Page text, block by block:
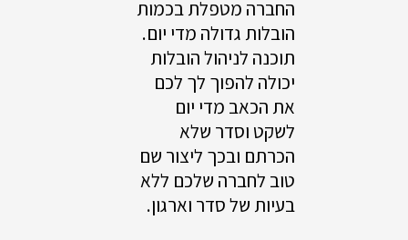
החברה מטפלת בכמות
הובלות גדולה מדי יום.
תוכנה לניהול הובלות
יכולה להפוך לך לכם
את הכאב מדי יום
לשקט וסדר שלא
הכרתם ובכך ליצור שם
טוב לחברה שלכם ללא
בעיות של סדר וארגון.